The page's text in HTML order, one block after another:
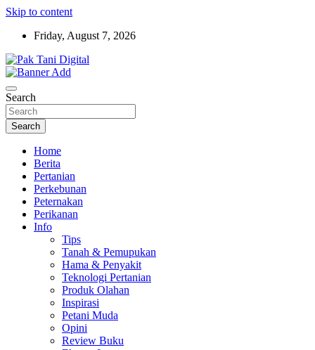
Skip to content
Friday, August 7, 2026
Pak Tani Digital
Search
Search
Home
Berita
Pertanian
Perkebunan
Peternakan
Perikanan
Info
Tips
Tanah & Pemupukan
Hama & Penyakit
Teknologi Pertanian
Produk Olahan
Inspirasi
Petani Muda
Opini
Review Buku